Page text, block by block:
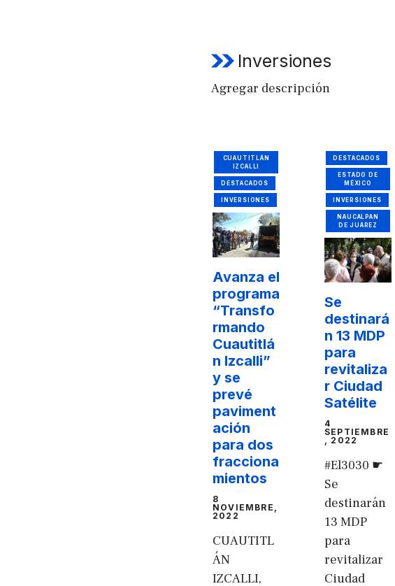
Inversiones
Agregar descripción
CUAUTITLÁN
IZCALLI
DESTACADOS
INVERSIONES
Avanza el
programa
“Transfo
rmando
Cuautitlá
n Izcalli”
y se
prevé
paviment
ación
para dos
fracciona
mientos
8
NOVIEMBRE,
2022
CUAUTITL
ÁN
IZCALLI,
DESTACADOS
ESTADO DE
MÉXICO
INVERSIONES
NAUCALPAN
DE JUÁREZ
Se
destinará
n 13 MDP
para
revitaliza
r Ciudad
Satélite
4
SEPTIEMBRE
, 2022
#El3030 ☛
Se
destinarán
13 MDP
para
revitalizar
Ciudad